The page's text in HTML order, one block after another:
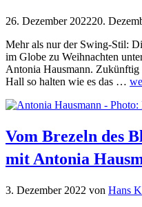
26. Dezember 202220.
Mehr als nur der Swing-Stil:
im Globe zu Weihnachten
Antonia Hausmann.
Hall so halten wie es das …
Vom Brezeln des
mit Antonia
3. Dezember 2022 von Hans